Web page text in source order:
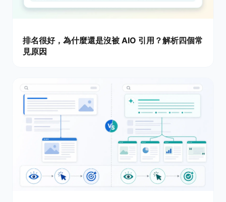
排名很好，為什麼還是沒被 AIO 引用？解析四個常
見原因